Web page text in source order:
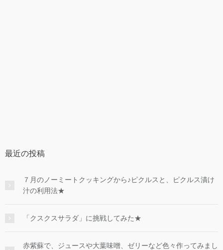
最近の投稿
７月のノーミートクッキングから♪ピクルスと、ピクルス漬け
汁の利用法★
「クスクスサラダ」に挑戦してみた★
赤紫蘇で、ジュースや大葉味噌、ゼリーなど色々作ってみまし